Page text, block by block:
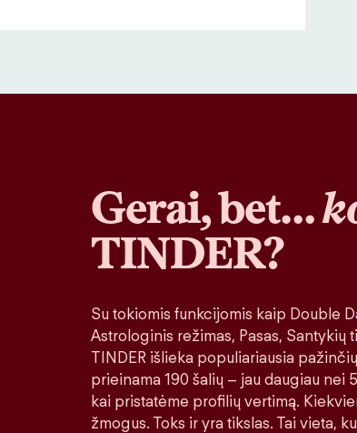
Gerai, bet…
TINDER?
Su tokiomis funkcijomis kaip Double
Astrologinis režimas, Pasas, Santykių
TINDER išlieka populiariausia
prieinama 190 šalių – jau daugiau nei
kai pristatėme profilių vertimą.
žmogus. Toks ir yra tikslas. Tai vieta,